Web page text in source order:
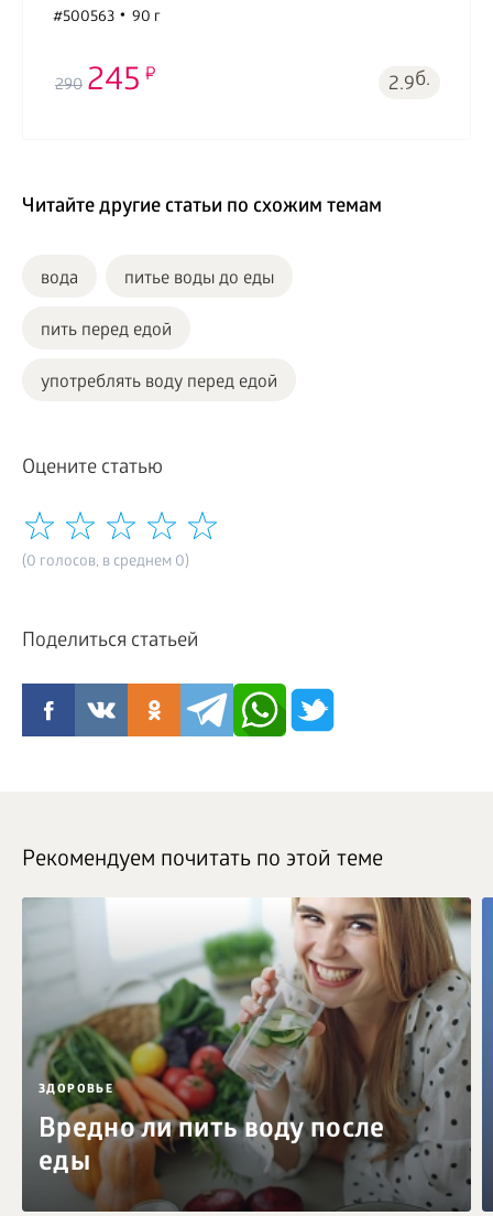
#500563
90 г
290 245 2.9б.
Читайте другие статьи по схожим темам
вода питье воды до еды
пить перед едой
употреблять воду перед едой
Оцените статью
(0 голосов, в среднем 0)
Поделиться статьей
Рекомендуем почитать по этой теме
ЗДОРОВЬЕ
Вредно ли пить воду после
еды